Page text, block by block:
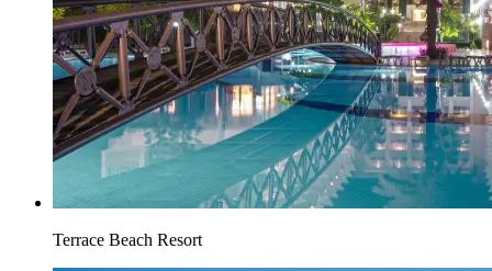
Terrace Beach Resort